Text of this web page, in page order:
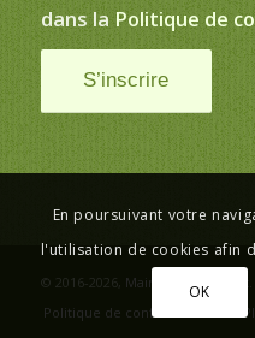
dans la Politique de
© 2016-2026, Mairie de Saint-Just
Politique de confidentialité
En poursuivant votre
l'utilisation de cookies afin
OK